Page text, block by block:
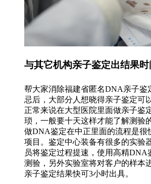
与其它机构亲子鉴定出结果
帮大家消除福建省匿名DNA亲子鉴
忌后，大部分人想晓得亲子鉴定可
正常来说在大型医院里面做亲子鉴
琐，一般要十天这样才能了解测验
做DNA鉴定在中正里面的流程是很
项目。鉴定中心装备有很多的实验
员将鉴定过程提速，使用高精DNA
测验，另外实验室将对客户的样本
亲子鉴定结果快可3小时出具。